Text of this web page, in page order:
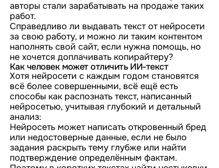
авторы стали зарабатывать на продаже таких
работ.
Справедливо ли выдавать текст от нейросети
за свою работу, и можно ли таким контентом
наполнять свой сайт, если нужна помощь, но
не хочется доплачивать копирайтеру?
Как человек может отличить ИИ-текст
Хотя нейросети с каждым годом становятся
всё более совершенными, всё ещё есть
способы как распознать текст, написанный
нейросетью, учитывая глубокий и детальный
анализ:
Нейросеть может написать откровенный бред
или недостоверные данные, если не было
задания раскрыть тему глубже или найти
подтверждение определённым фактам.